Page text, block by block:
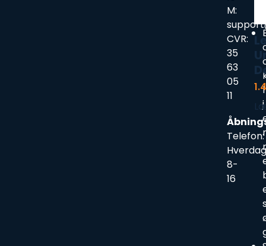
M:
CVR:
35
63
05
11
Telefon:
8-
16
j